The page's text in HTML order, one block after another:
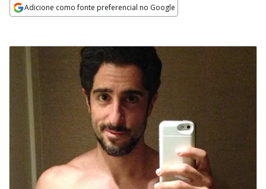
Adicione como fonte preferencial no Google